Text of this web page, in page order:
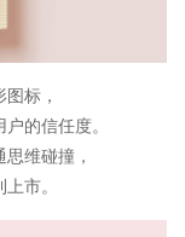
标，
的信任度。
维碰撞，
市。